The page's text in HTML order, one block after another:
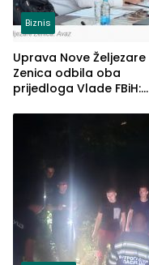
Biznis
Uprava Nove Željezare
Zenica odbila oba
prijedloga Vlade FBiH:
rješenje